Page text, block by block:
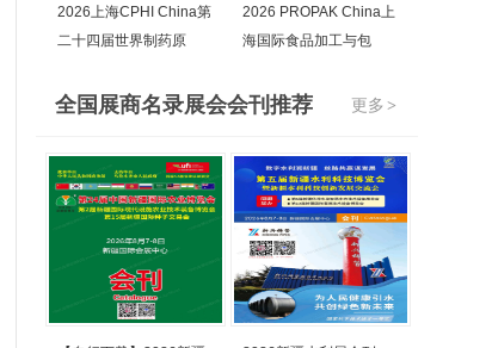
2026上海CPHI China第
二十四届世界制药原
2026 PROPAK China上
海国际食品加工与包
更多 >
全国展商名录展会会刊推荐